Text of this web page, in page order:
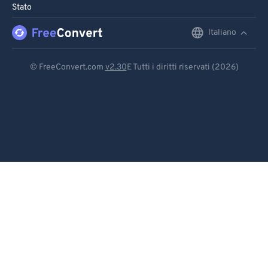
Stato
Italiano
© FreeConvert.com v2.30E Tutti i diritti riservati (2026)